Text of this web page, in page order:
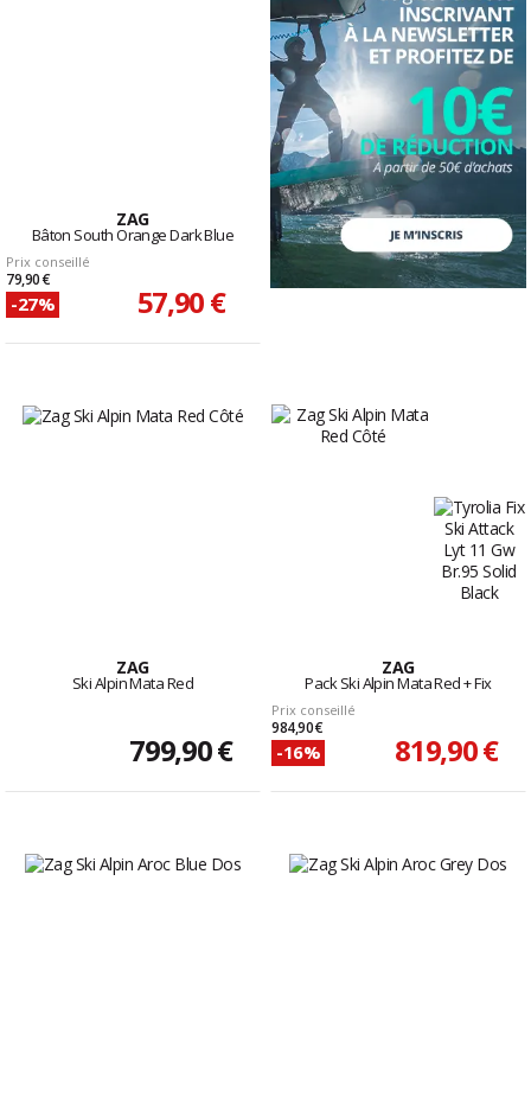
ZAG
Bâton South Orange Dark Blue
Prix conseillé
79,90 €
-27% 57,90 €
ZAG
Ski Alpin Mata Red
799,90 €
ZAG
Pack Ski Alpin Mata Red + Fix
Prix conseillé
984,90 €
-16% 819,90 €